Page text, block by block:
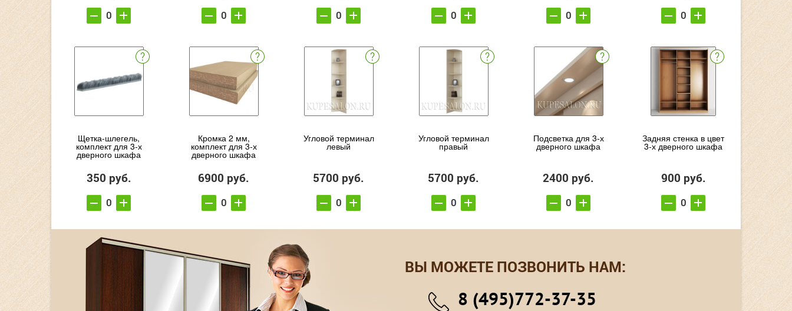
Щетка-шлегель,
комплект для 3-х
дверного шкафа
350 руб.
Кромка 2 мм,
комплект для 3-х
дверного шкафа
6900 руб.
Угловой терминал
левый
5700 руб.
Угловой терминал
правый
5700 руб.
Подсветка для 3-х
дверного шкафа
2400 руб.
Задняя стенка в цвет
3-х дверного шкафа
900 руб.
ВЫ МОЖЕТЕ ПОЗВОНИТЬ НАМ:
8 (495)772-37-35